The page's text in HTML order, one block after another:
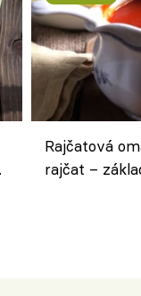
Rajčatová
rajčat –